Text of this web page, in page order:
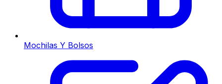
Mochilas Y Bolsos